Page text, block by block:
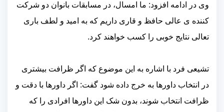
وی در ادامه افزود: ما امسال، در مسابقات بانوان دو شرکت
کننده ی عالی حافظ و قاری داریم که به امید و لطف باری
تعالی نتایج خوبی را کسب خواهند کرد.
تشیعی فرد با اشاره به این موضوع که اگر ظرافت بیشتری
در انتخاب داورها به خرج داده شود گفت: اگر داورها با دقت و
ظرافت انتخاب شوند، بدون شک این داورها افرادی را که